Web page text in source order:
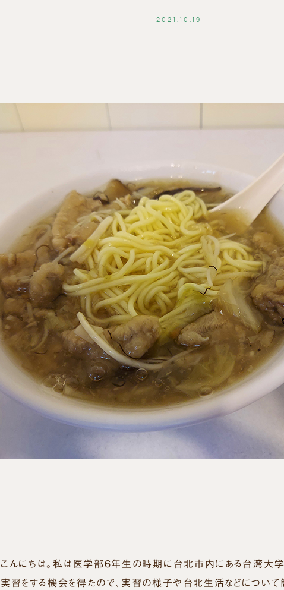
2021.10.19
こんにちは。私は医学部６年生の時期に台北市内にある台湾大
実習をする機会を得たので、実習の様子や台北生活などについて